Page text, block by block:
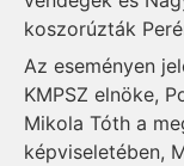
koszorúzták
Az eseményen
KMPSZ elnöke,
Miko­la Tóth a
kép­viseletében,